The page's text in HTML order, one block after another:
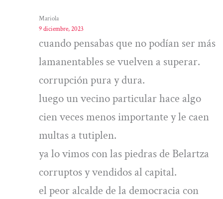
Mariola
9 diciembre, 2023
cuando pensabas que no podían ser más
lamanentables se vuelven a superar.
corrupción pura y dura.
luego un vecino particular hace algo
cien veces menos importante y le caen
multas a tutiplen.
ya lo vimos con las piedras de Belartza
corruptos y vendidos al capital.
el peor alcalde de la democracia con